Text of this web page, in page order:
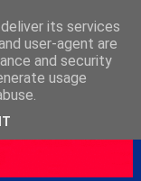
its services
user-agent are
and security
usage